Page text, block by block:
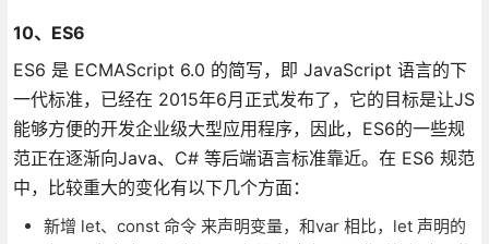
10、ES6
ES6 是 ECMAScript 6.0 的简写，即 JavaScript 语言的下
一代标准，已经在 2015年6月正式发布了，它的目标是让JS
能够方便的开发企业级大型应用程序，因此，ES6的一些规
范正在逐渐向Java、C# 等后端语言标准靠近。在 ES6 规范
中，比较重大的变化有以下几个方面：
新增 let、const 命令 来声明变量，和var 相比，let 声明的